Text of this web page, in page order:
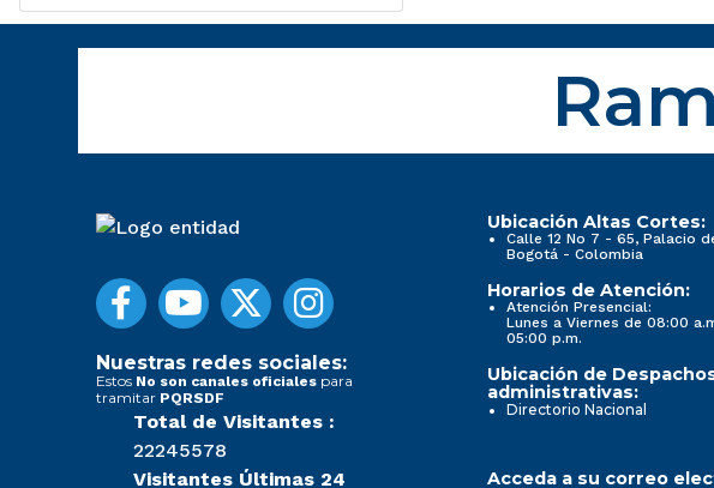
Nuestras redes sociales:
Estos No son canales oficiales para
tramitar PQRSDF
Total de Visitantes :
22245578
Visitantes Últimas 24
Ubicación Altas Cortes:
Calle 12 No 7 - 65, Palacio
Bogotá - Colombia
Horarios de Atención:
Atención Presencial:
Lunes a Viernes de 08:00
05:00 p.m.
Ubicación de
administrativas:
Directorio Nacional
Acceda a su correo